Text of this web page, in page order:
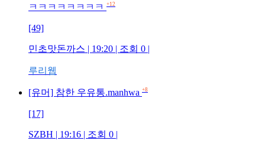
ㅋㅋㅋㅋㅋㅋㅋㅋ
+12
[49]
민초맛돈까스 | 19:20 | 조회 0 |
루리웹
[유머] 참한 우유통.manhwa +8
[17]
SZBH | 19:16 | 조회 0 |